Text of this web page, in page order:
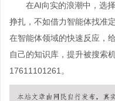
在AI向实的浪潮中，选择
挣扎，不如借力智能体找准
在智能体领域的快速反应，
自己的知识库，提升被搜索
17611101261。